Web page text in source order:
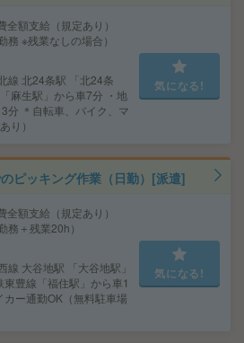
額支給（規定あり）
務 ※残業なしの場合）
線 北24条駅 「北24条
麻生駅」から車7分 ・地
分 ＊自転車、バイク、マ
り）
気になる!
ピッキング作業（日勤）[派遣]
額支給（規定あり）
務＋残業20h）
線 大谷地駅 「大谷地駅」
豊線「福住駅」から車1
ー通勤OK（無料駐車場
気になる!